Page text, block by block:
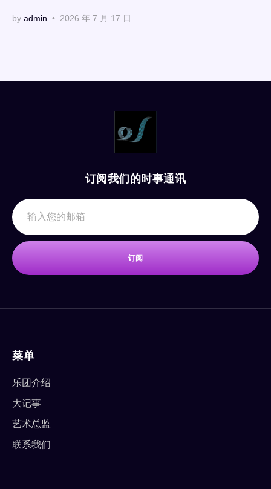
by admin 2026 年 7 月 17 日
订阅我们的时事通讯
订阅
菜单
乐团介绍
大记事
艺术总监
联系我们